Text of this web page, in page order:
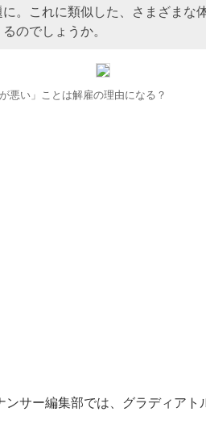
に。これに類似した、さまざまな
るのでしょうか。
が悪い」ことは解雇の理由になる？
ンサー編集部では、グラディアト